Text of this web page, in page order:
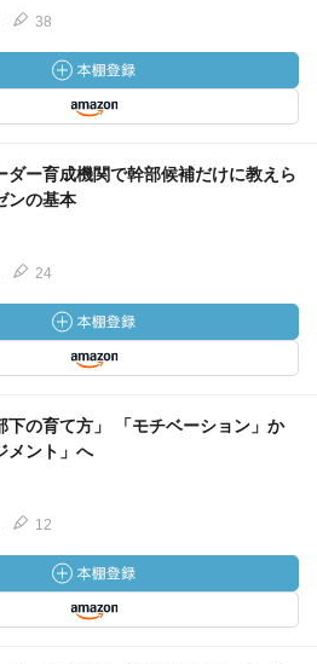
38
ダー育成機関で幹部候補だけに教えら
ンの基本
24
下の育て方」 「モチベーション」か
メント」へ
12